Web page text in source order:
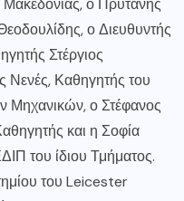
Μακεδονίας, ο Πρύτανης
ο Διευθυντής
Στέργιος
Καθηγητής του
Μηχανικών, ο Στέφανος
και η Σοφία
του ίδιου Τμήματος.
του Leicester